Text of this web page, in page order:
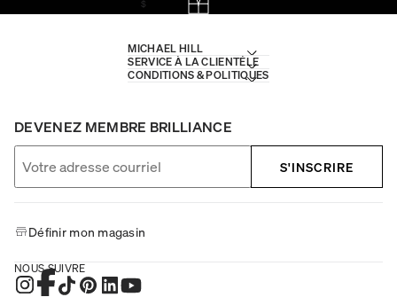
$
MICHAEL HILL
SERVICE À LA CLIENTÈLE
CONDITIONS & POLITIQUES
DEVENEZ MEMBRE BRILLIANCE
S'INSCRIRE
Définir mon magasin
NOUS SUIVRE